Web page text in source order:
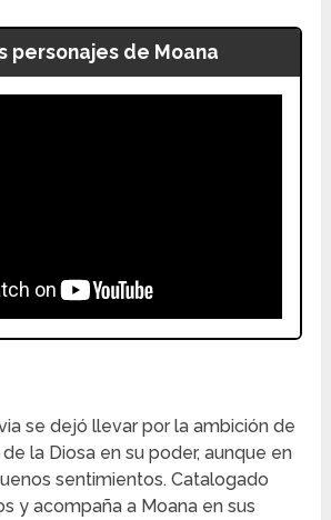
personajes de Moana
se dejó llevar por la ambición de
la Diosa en su poder, aunque en
sentimientos. Catalogado
y acompaña a Moana en sus